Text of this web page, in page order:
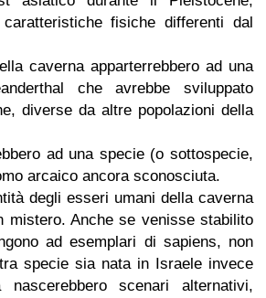
fisiche differenti dal
caverna apparterrebbero ad una
che avrebbe sviluppato
diverse da altre popolazioni della
ad una specie (o sottospecie,
arcaico ancora sconosciuta.
degli esseri umani della caverna
mistero. Anche se venisse stabilito
ad esemplari di sapiens, non
specie sia nata in Israele invece
scenari alternativi,